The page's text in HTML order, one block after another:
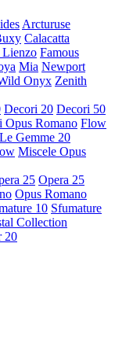
Arcturuse
Calacatta
Famous
Mia Newport
Onyx Zenith
Decori 20 Decori 50
Opus Romano Flow
Le Gemme 20
Miscele Opus
25 Opera 25
Opus Romano
10 Sfumature
Collection
20